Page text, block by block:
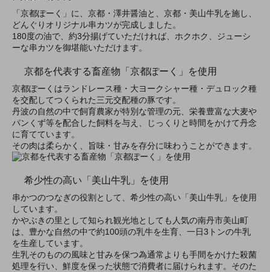
「京都ぽーく」に、京都・澤井醤油と、京都・美山牛乳を施し、
どんぐりオリジナル串カツが完成しました。
180度の油で、約3分揚げていただければ、ホクホク、ジューシ
ーな串カツを御堪能いただけます。
京都を代表する畜産物「京都ぽーく」を使用
京都ぽーくはランドレース種・大ヨークシャー種・デュロック種
を交配してつくられた三元交配種の豚です。
丹波の自然の中で飼育農家が特別な管理の元、栄養豊富な大麦や
パンくず等を配合した飼料を与え、じっくりと時間をかけて丹念
に育てています。
その肉は柔らかく、旨味・甘みを存分に味わうことができます。
希少性の高い「美山牛乳」を使用
串かつのつなぎの役割として、希少性の高い「美山牛乳」を使用
しています。
かやぶきの里として知られ観光地としても人気の南丹市美山町
は、豊かな自然の中で約100頭の乳牛を生育、一日3トンの牛乳
を生産しています。
生乳そのものの風味と甘みを保つ為通常よりも手間をかけた殺菌
処理を行い、鮮度を保った状態で消費者に届けられます。そのた